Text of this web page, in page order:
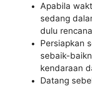
Apabila
sedang
dulu
Persiapkan
sebaik-
kendaraan
Datang